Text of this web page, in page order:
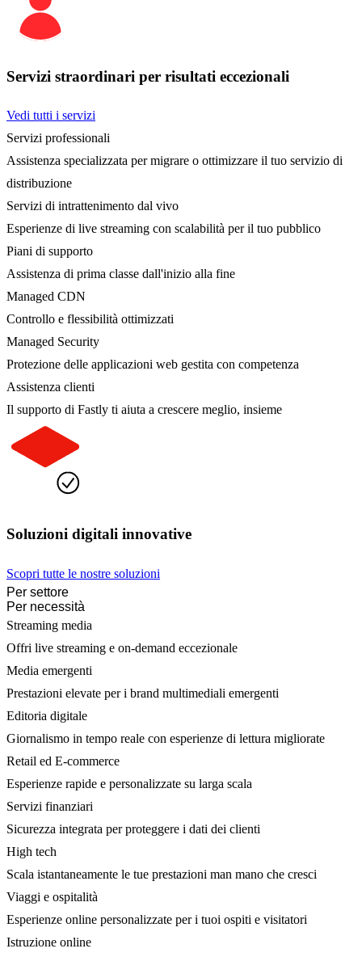
Servizi straordinari per risultati eccezionali
Vedi tutti i servizi
Servizi professionali
Assistenza specializzata per migrare o ottimizzare il tuo servizio di
distribuzione
Servizi di intrattenimento dal vivo
Esperienze di live streaming con scalabilità per il tuo pubblico
Piani di supporto
Assistenza di prima classe dall'inizio alla fine
Managed CDN
Controllo e flessibilità ottimizzati
Managed Security
Protezione delle applicazioni web gestita con competenza
Assistenza clienti
Il supporto di Fastly ti aiuta a crescere meglio, insieme
Soluzioni digitali innovative
Scopri tutte le nostre soluzioni
Per settore
Per necessità
Streaming media
Offri live streaming e on-demand eccezionale
Media emergenti
Prestazioni elevate per i brand multimediali emergenti
Editoria digitale
Giornalismo in tempo reale con esperienze di lettura migliorate
Retail ed E-commerce
Esperienze rapide e personalizzate su larga scala
Servizi finanziari
Sicurezza integrata per proteggere i dati dei clienti
High tech
Scala istantaneamente le tue prestazioni man mano che cresci
Viaggi e ospitalità
Esperienze online personalizzate per i tuoi ospiti e visitatori
Istruzione online